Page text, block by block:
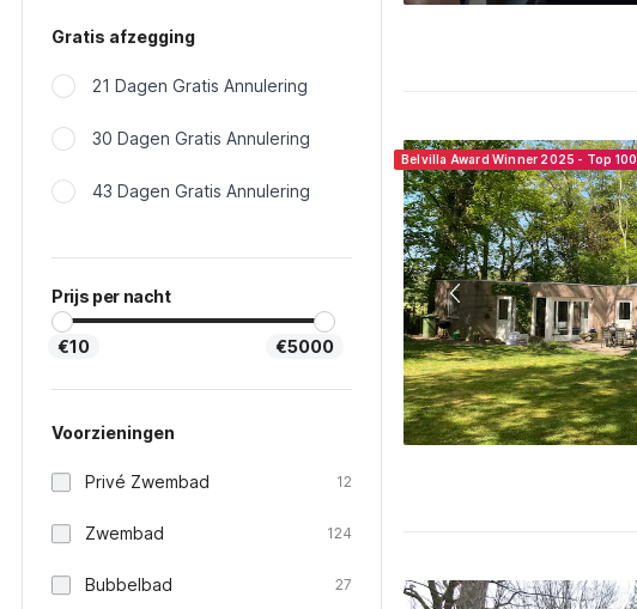
Gratis afzegging
21 Dagen Gratis Annulering
30 Dagen Gratis Annulering
43 Dagen Gratis Annulering
Prijs per nacht
€10 €5000
Voorzieningen
Privé Zwembad 12
Zwembad 124
Bubbelbad 27
Belvilla Award Winner 2025 - Top 100